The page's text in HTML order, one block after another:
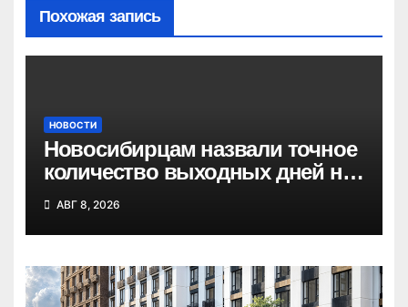
Похожая запись
НОВОСТИ
Новосибирцам назвали точное
количество выходных дней на
праздники в 2027 году
АВГ 8, 2026